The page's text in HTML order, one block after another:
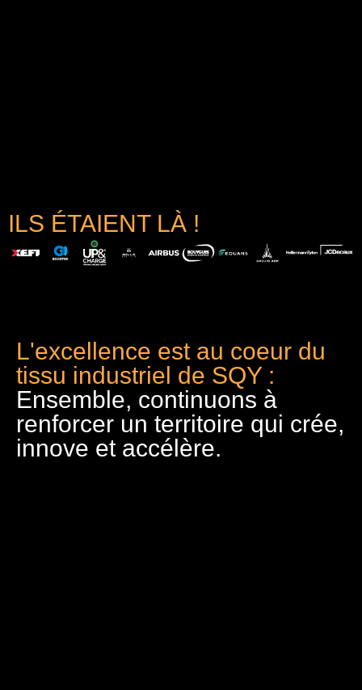
ILS ÉTAIENT LÀ !
L'excellence est au coeur du
tissu industriel de SQY :
Ensemble, continuons à
renforcer un territoire qui crée,
innove et accélère.